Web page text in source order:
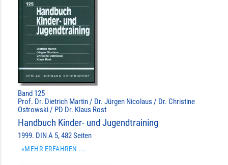
Band 125
Prof. Dr. Dietrich Martin / Dr. Jürgen Nicolaus / Dr. Christine
Ostrowski / PD Dr. Klaus Rost
Handbuch Kinder- und Jugendtraining
1999. DIN A 5, 482 Seiten
»MEHR ERFAHREN ...